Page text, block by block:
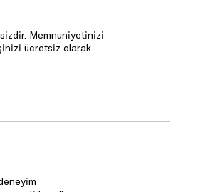
Memnuniyetinizi
ücretsiz olarak